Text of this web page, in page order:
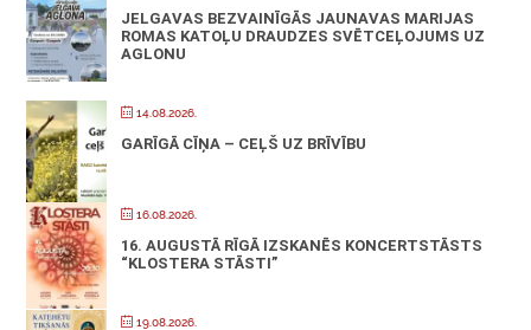
JELGAVAS BEZVAINĪGĀS JAUNAVAS MARIJAS
ROMAS KATOĻU DRAUDZES SVĒTCEĻOJUMS UZ
AGLONU
14.08.2026.
GARĪGĀ CĪŅA – CEĻŠ UZ BRĪVĪBU
16.08.2026.
16. AUGUSTĀ RĪGĀ IZSKANĒS KONCERTSTĀSTS
“KLOSTERA STĀSTI”
19.08.2026.